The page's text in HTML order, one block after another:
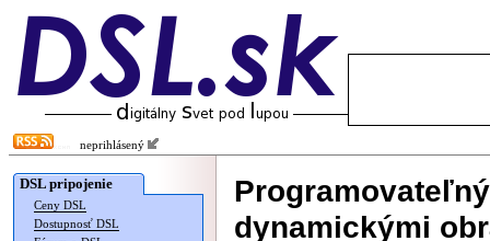
neprihlásený
DSL pripojenie
Ceny DSL
Dostupnosť DSL
dynamickými